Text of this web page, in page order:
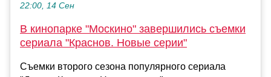
22:00, 14 Сен
В кинопарке "Москино" завершились съемки
сериала "Краснов. Новые серии"
Съемки второго сезона популярного сериала